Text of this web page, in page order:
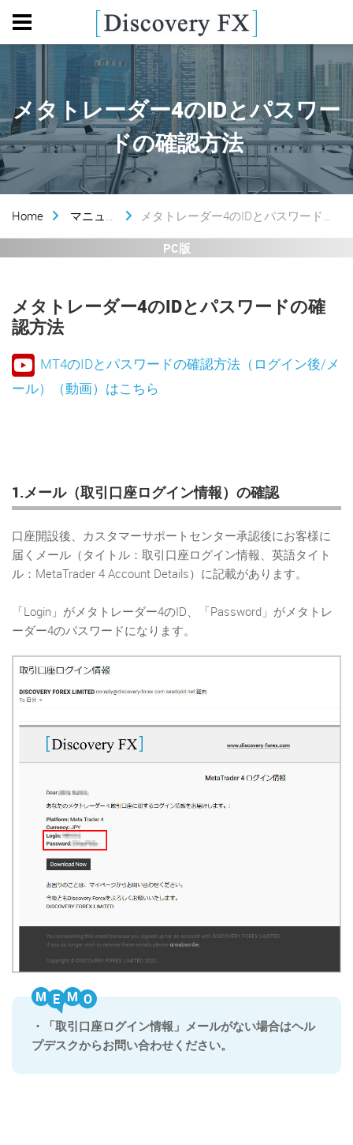
メタトレーダー4のIDとパスワー
ドの確認方法
Home マニュアル メタトレーダー4のIDとパスワードの確認方法
PC版
メタトレーダー4のIDとパスワードの確
認方法
MT4のIDとパスワードの確認方法（ログイン後/メ
ール）（動画）はこちら
1.メール（取引口座ログイン情報）の確認
口座開設後、カスタマーサポートセンター承認後にお客様に
届くメール（タイトル：取引口座ログイン情報、英語タイト
ル：MetaTrader 4 Account Details）に記載があります。
「Login」がメタトレーダー4のID、「Password」がメタトレ
ーダー4のパスワードになります。
M M
・「取引口座ログイン情報」メールがない場合はヘル
プデスクからお問い合わせください。